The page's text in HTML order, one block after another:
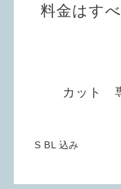
料金はす
カット
S BL 込み